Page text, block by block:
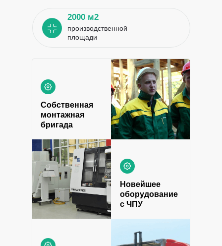
2000 м2
производственной
площади
Новейшее
оборудование
с ЧПУ
Собственная
монтажная
бригада